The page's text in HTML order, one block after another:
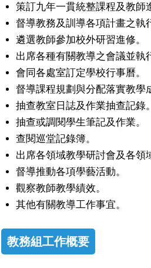
策訂九年一貫統整課程及教師
督導教務及訓導各項計畫之執
遴選教師參加校外研習進修。
出席各種有關教導之會議並執
會同各處室訂定學校行事曆。
督導課程規劃與分配落實教學
抽查教室日誌及作業抽查記錄。
抽查或調閱學生筆記及作業。
查閱巡堂記錄簿。
出席各領域教學研討會及各領
督導推動各項學藝活動。
觀察教師教學績效。
其他有關教導工作事宜。
教務組工作概要